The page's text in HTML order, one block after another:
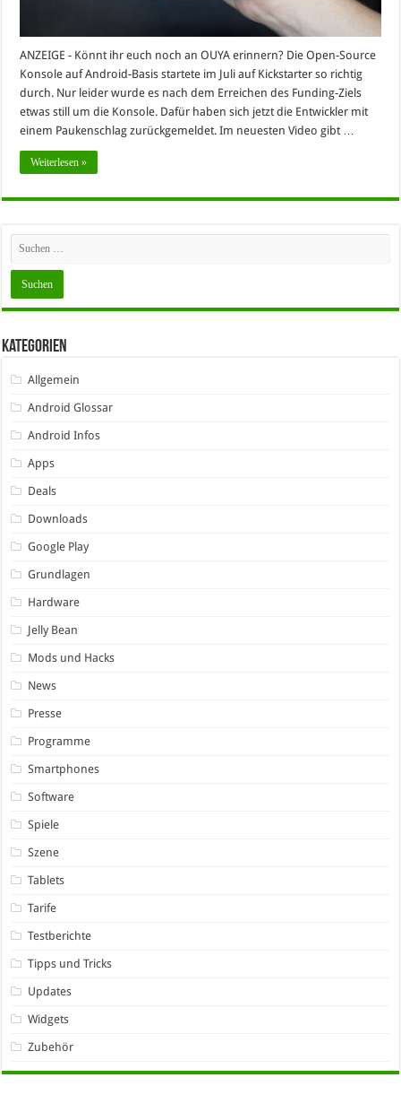
ANZEIGE - Könnt ihr euch noch an OUYA erinnern? Die Open-Source
Konsole auf Android-Basis startete im Juli auf Kickstarter so richtig
durch. Nur leider wurde es nach dem Erreichen des Funding-Ziels
etwas still um die Konsole. Dafür haben sich jetzt die Entwickler mit
einem Paukenschlag zurückgemeldet. Im neuesten Video gibt …
Weiterlesen »
Kategorien
Allgemein
Android Glossar
Android Infos
Apps
Deals
Downloads
Google Play
Grundlagen
Hardware
Jelly Bean
Mods und Hacks
News
Presse
Programme
Smartphones
Software
Spiele
Szene
Tablets
Tarife
Testberichte
Tipps und Tricks
Updates
Widgets
Zubehör